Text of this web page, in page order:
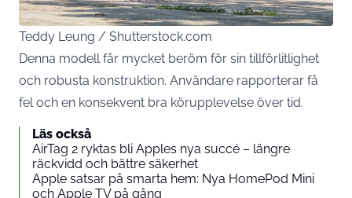
Teddy Leung / Shutterstock.com
Denna modell får mycket beröm för sin tillförlitlighet
och robusta konstruktion. Användare rapporterar få
fel och en konsekvent bra körupplevelse över tid.
Läs också
AirTag 2 ryktas bli Apples nya succé – längre
räckvidd och bättre säkerhet
Apple satsar på smarta hem: Nya HomePod Mini
och Apple TV på gång